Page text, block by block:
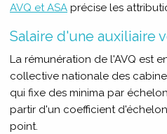
AVQ et ASA précise les
Salaire d'une auxiliaire
La rémunération de l'AVQ est
collective nationale des
qui fixe des minima par échelon
partir d'un coefficient
point.